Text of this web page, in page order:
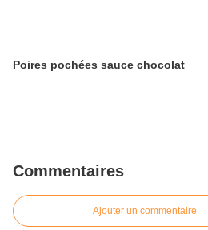
Poires pochées sauce chocolat
Commentaires
Ajouter un commentaire